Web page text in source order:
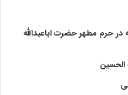
در حرم مطهر حضرت اباعبدالله
الحسین